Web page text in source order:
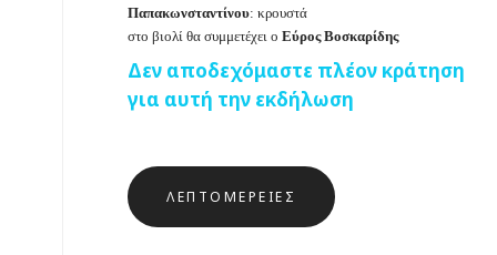
Παπακωνσταντίνου: κρουστά
στο βιολί θα συμμετέχει ο Εύρος Βοσκαρίδης
Δεν αποδεχόμαστε πλέον κράτηση
για αυτή την εκδήλωση
ΛΕΠΤΟΜΈΡΕΙΕΣ